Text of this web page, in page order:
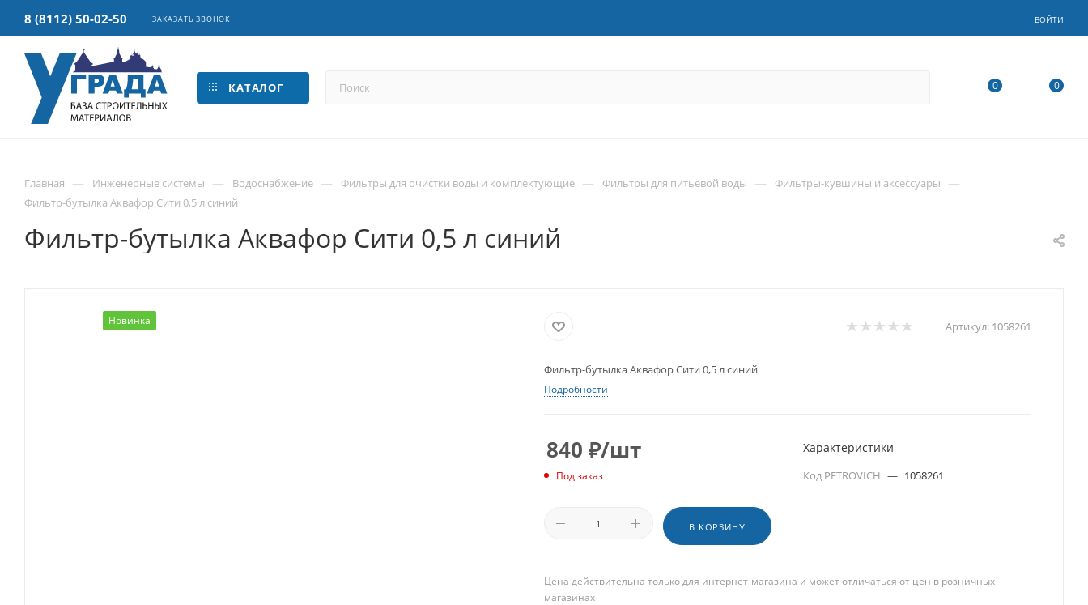
8 (8112) 50-02-50 ЗАКАЗАТЬ ЗВОНОК ВОЙТИ
КАТАЛОГ 0 0
Главная — Инженерные системы — Водоснабжение — Фильтры для очистки воды и комплектующие — Фильтры для питьевой воды — Фильтры-кувшины и аксессуары —
Фильтр-бутылка Аквафор Сити 0,5 л синий
Фильтр-бутылка Аквафор Сити 0,5 л синий
Новинка Артикул: 1058261
Фильтр-бутылка Аквафор Сити 0,5 л синий
Подробности
840 ₽/шт
Под заказ
В КОРЗИНУ
Характеристики
Код PETROVICH — 1058261
Цена действительна только для интернет-магазина и может отличаться от цен в розничных
магазинах